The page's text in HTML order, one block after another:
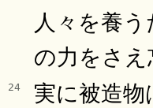
人々を養
の力をさえ
24
実に被造